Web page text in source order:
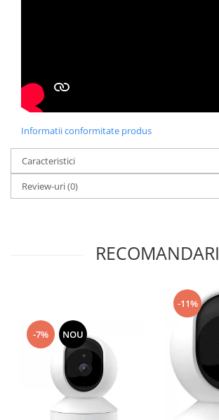
Informatii conformitate produs
Caracteristici
Review-uri(0)
RECOMANDARI
-7% NOU
-11%